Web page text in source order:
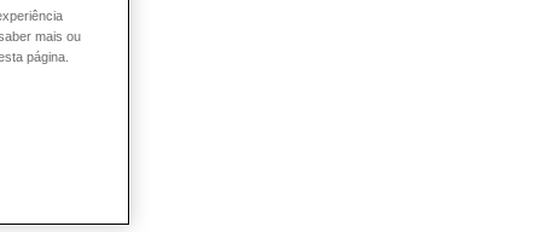
mais ou
página.